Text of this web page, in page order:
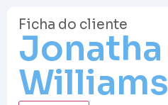
Ficha do cliente
Jonatha
Williams